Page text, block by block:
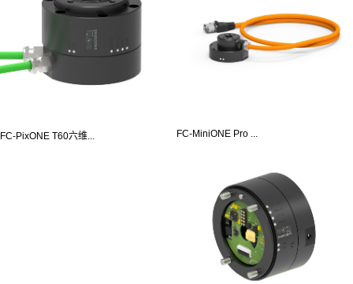
FC-PixONE T60六维... FC-MiniONE Pro ...